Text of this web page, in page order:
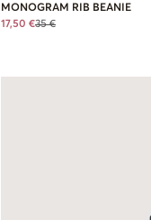
MONOGRAM RIB BEANIE
17,50 €35 €